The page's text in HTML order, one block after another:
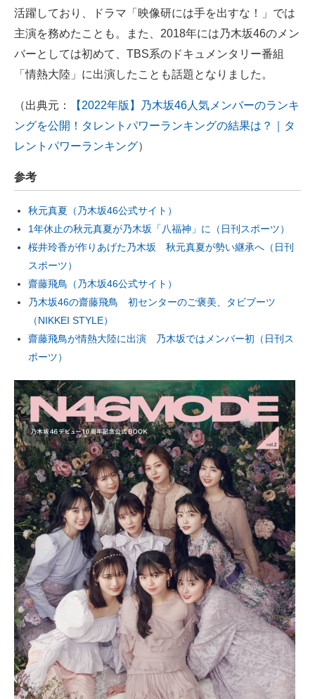
活躍しており、ドラマ「映像研には手を出すな！」では
主演を務めたことも。また、2018年には乃木坂46のメン
バーとしては初めて、TBS系のドキュメンタリー番組
「情熱大陸」に出演したことも話題となりました。
（出典元：
【2022年版】乃木坂46人気メンバーのランキ
ングを公開！タレントパワーランキングの結果は？｜タ
レントパワーランキング）
参考
秋元真夏（乃木坂46公式サイト）
1年休止の秋元真夏が乃木坂「八福神」に（日刊スポーツ）
桜井玲香が作りあげた乃木坂 秋元真夏が勢い継承へ（日刊
スポーツ）
齋藤飛鳥（乃木坂46公式サイト）
乃木坂46の齋藤飛鳥 初センターのご褒美、タビブーツ
（NIKKEI STYLE）
齋藤飛鳥が情熱大陸に出演 乃木坂ではメンバー初（日刊ス
ポーツ）